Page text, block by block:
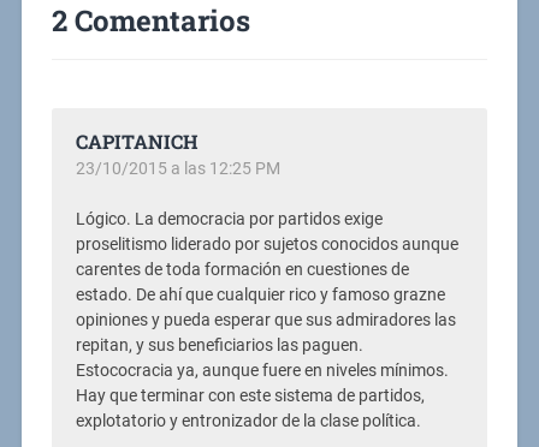
2 Comentarios
CAPITANICH
23/10/2015 a las 12:25 PM
Lógico. La democracia por partidos exige
proselitismo liderado por sujetos conocidos aunque
carentes de toda formación en cuestiones de
estado. De ahí que cualquier rico y famoso grazne
opiniones y pueda esperar que sus admiradores las
repitan, y sus beneficiarios las paguen.
Estococracia ya, aunque fuere en niveles mínimos.
Hay que terminar con este sistema de partidos,
explotatorio y entronizador de la clase política.